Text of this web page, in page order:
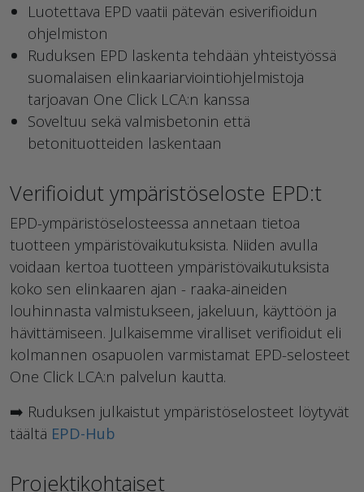
Luotettava EPD vaatii pätevän esiverifioidun
ohjelmiston​
Ruduksen EPD laskenta tehdään yhteistyössä
suomalaisen elinkaariarviointiohjelmistoja
tarjoavan One Click LCA:n kanssa
Soveltuu sekä valmisbetonin että
betonituotteiden laskentaan​
Verifioidut ympäristöseloste EPD:t
EPD-ympäristöselosteessa annetaan tietoa
tuotteen ympäristövaikutuksista. Niiden avulla
voidaan kertoa tuotteen ympäristövaikutuksista
koko sen elinkaaren ajan - raaka-aineiden
louhinnasta valmistukseen, jakeluun, käyttöön ja
hävittämiseen. Julkaisemme viralliset verifioidut eli
kolmannen osapuolen varmistamat EPD-selosteet
One Click LCA:n palvelun kautta.
➡️ Ruduksen julkaistut ympäristöselosteet löytyvät
täältä EPD-Hub
Projektikohtaiset